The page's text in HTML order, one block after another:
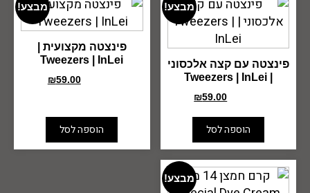
מבצע!
פינצטה עם קצה אלכסוני
| Tweezers | InLei
₪59.00
הוספה לסל
מבצע!
פינצטה מקצועית |
Tweezers | InLei
₪59.00
הוספה לסל
מבצע!